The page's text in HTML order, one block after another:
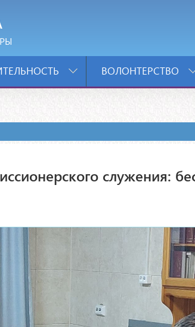
ВОЛОНТЕРСТВО
служения: